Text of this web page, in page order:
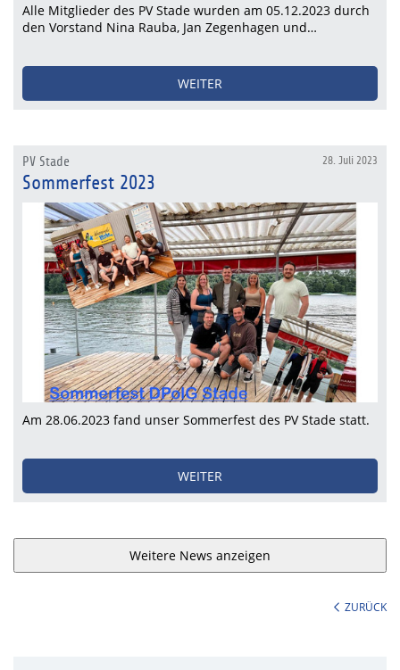
Alle Mitglieder des PV Stade wurden am 05.12.2023 durch
den Vorstand Nina Rauba, Jan Zegenhagen und…
WEITER
28. Juli 2023
PV Stade
Sommerfest 2023
Am 28.06.2023 fand unser Sommerfest des PV Stade statt.
WEITER
Weitere News anzeigen
ZURÜCK